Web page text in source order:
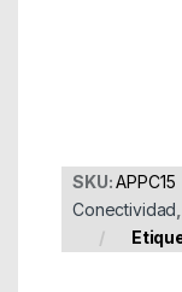
SKU:APPC15
Conectividad